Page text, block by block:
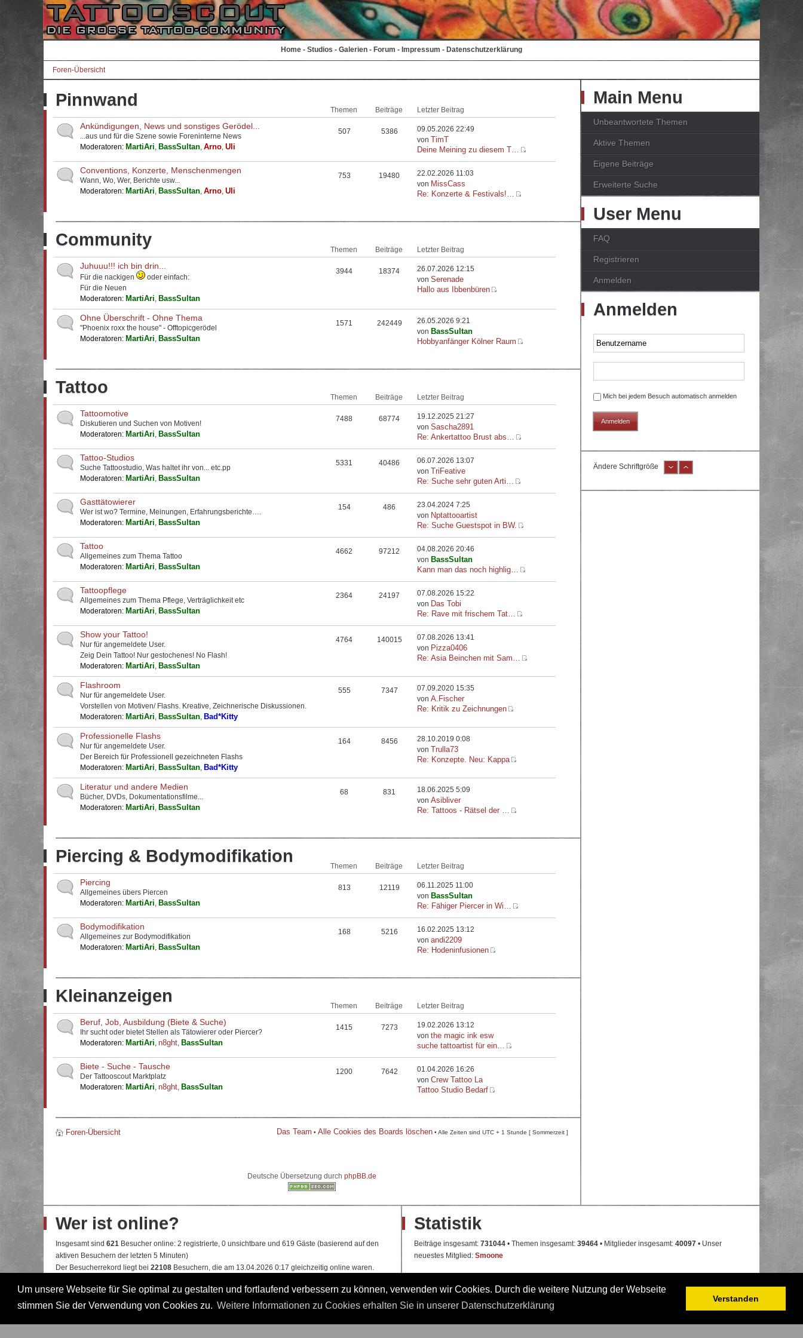
Um unsere Webseite für Sie optimal zu gestalten und fortlaufend verbessern zu können, verwenden wir Cookies. Durch die weitere Nutzung der Webseite
stimmen Sie der Verwendung von Cookies zu. Weitere Informationen zu Cookies erhalten Sie in unserer Datenschutzerklärung
Verstanden
Home - Studios - Galerien - Forum - Impressum - Datenschutzerklärung
Foren-Übersicht
Pinnwand
Themen Beiträge Letzter Beitrag
Ankündigungen, News und sonstiges Gerödel...
...aus und für die Szene sowie Foreninterne News
Moderatoren: MartiAri, BassSultan, Arno, Uli
507 5386
09.05.2026 22:49
von TimT
Deine Meining zu diesem T…
Conventions, Konzerte, Menschenmengen
Wann, Wo, Wer, Berichte usw...
Moderatoren: MartiAri, BassSultan, Arno, Uli
753 19480
22.02.2026 11:03
von MissCass
Re: Konzerte & Festivals!…
Community
Themen Beiträge Letzter Beitrag
Juhuuu!!! ich bin drin...
Für die nackigen
oder einfach:
Für die Neuen
Moderatoren: MartiAri, BassSultan
3944 18374
26.07.2026 12:15
vonSerenade
Hallo aus Ibbenbüren
Ohne Überschrift - Ohne Thema
"Phoenix roxx the house" - Offtopicgerödel
Moderatoren: MartiAri, BassSultan
1571 242449
26.05.2026 9:21
von BassSultan
Hobbyanfänger Kölner Raum
Tattoo
Themen Beiträge Letzter Beitrag
Tattoomotive
Diskutieren und Suchen von Motiven!
Moderatoren: MartiAri, BassSultan
7488 68774
19.12.2025 21:27
vonSascha2891
Re: Ankertattoo Brust abs…
Tattoo-Studios
Suche Tattoostudio, Was haltet ihr von... etc.pp
Moderatoren: MartiAri, BassSultan
5331 40486
06.07.2026 13:07
von TriFeative
Re: Suche sehr guten Arti…
Gasttätowierer
Wer ist wo? Termine, Meinungen, Erfahrungsberichte….
Moderatoren: MartiAri, BassSultan
154 486
23.04.2024 7:25
von Nptattooartist
Re: Suche Guestspot in BW.
Tattoo
Allgemeines zum Thema Tattoo
Moderatoren: MartiAri, BassSultan
4662 97212
04.08.2026 20:46
von BassSultan
Kann man das noch highlig…
Tattoopflege
Allgemeines zum Thema Pflege, Verträglichkeit etc
Moderatoren: MartiAri, BassSultan
2364 24197
07.08.2026 15:22
von Das Tobi
Re: Rave mit frischem Tat…
Show your Tattoo!
Nur für angemeldete User.
Zeig Dein Tattoo! Nur gestochenes! No Flash!
Moderatoren: MartiAri, BassSultan
4764 140015
07.08.2026 13:41
von Pizza0406
Re: Asia Beinchen mit Sam…
Flashroom
Nur für angemeldete User.
Vorstellen von Motiven/ Flashs. Kreative, Zeichnerische Diskussionen.
Moderatoren: MartiAri, BassSultan, Bad*Kitty
555 7347
07.09.2020 15:35
vonA.Fischer
Re: Kritik zu Zeichnungen
Professionelle Flashs
Nur für angemeldete User.
Der Bereich für Professionell gezeichneten Flashs
Moderatoren: MartiAri, BassSultan, Bad*Kitty
164 8456
28.10.2019 0:08
von Trulla73
Re: Konzepte. Neu: Kappa
Literatur und andere Medien
Bücher, DVDs, Dokumentationsfilme...
Moderatoren: MartiAri, BassSultan
68 831
18.06.2025 5:09
vonAsibliver
Re: Tattoos - Rätsel der …
Piercing & Bodymodifikation
Themen Beiträge Letzter Beitrag
Piercing
Allgemeines übers Piercen
Moderatoren: MartiAri, BassSultan
813 12119
06.11.2025 11:00
von BassSultan
Re: Fähiger Piercer in Wi…
Bodymodifikation
Allgemeines zur Bodymodifikation
Moderatoren: MartiAri, BassSultan
168 5216
16.02.2025 13:12
vonandi2209
Re: Hodeninfusionen
Kleinanzeigen
Themen Beiträge Letzter Beitrag
Beruf, Job, Ausbildung (Biete & Suche)
Ihr sucht oder bietet Stellen als Tätowierer oder Piercer?
Moderatoren: MartiAri, n8ght, BassSultan
1415 7273
19.02.2026 13:12
vonthe magic ink esw
suche tattoartist für ein…
Biete - Suche - Tausche
Der Tattooscout Marktplatz
Moderatoren: MartiAri, n8ght, BassSultan
1200 7642
01.04.2026 16:26
vonCrew Tattoo La
Tattoo Studio Bedarf
Foren-Übersicht Das Team • Alle Cookies des Boards löschen • Alle Zeiten sind UTC + 1 Stunde [ Sommerzeit ]
Deutsche Übersetzung durch phpBB.de
Main Menu
Unbeantwortete Themen
Aktive Themen
Eigene Beiträge
Erweiterte Suche
User Menu
FAQ
Registrieren
Anmelden
Anmelden
Mich bei jedem Besuch automatisch anmelden
Ändere Schriftgröße
Wer ist online?
Insgesamt sind 621 Besucher online: 2 registrierte, 0 unsichtbare und 619 Gäste (basierend auf den
aktiven Besuchern der letzten 5 Minuten)
Der Besucherrekord liegt bei 22108 Besuchern, die am 13.04.2026 0:17 gleichzeitig online waren.
Mitglieder:Google [Bot], Google Adsense [Bot]
Legende: Administrator,Moderator,Professional Professional in Ausbildung
Statistik
Beiträge insgesamt: 731044 • Themen insgesamt: 39464 • Mitglieder insgesamt: 40097 • Unser
neuestes Mitglied: Smoone